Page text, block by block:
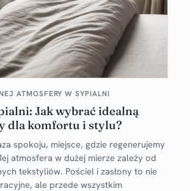
ATMOSFERY W SYPIALNI
Jak wybrać idealną
dla komfortu i stylu?
spokoju, miejsce, gdzie regenerujemy
atmosfera w dużej mierze zależy od
tekstyliów. Pościel i zasłony to nie
ale przede wszystkim